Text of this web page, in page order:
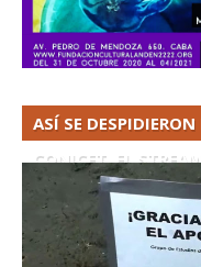
ASÍ SE
CONICET. EL